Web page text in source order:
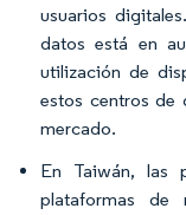
usuarios
datos está en
utilización de
estos centros de
mercado.
En Taiwán, las
plataformas de